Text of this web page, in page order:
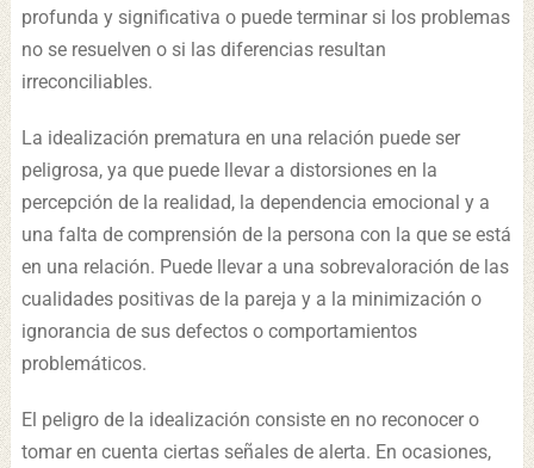
profunda y significativa o puede terminar si los problemas
no se resuelven o si las diferencias resultan
irreconciliables.
La idealización prematura en una relación puede ser
peligrosa, ya que puede llevar a distorsiones en la
percepción de la realidad, la dependencia emocional y a
una falta de comprensión de la persona con la que se está
en una relación. Puede llevar a una sobrevaloración de las
cualidades positivas de la pareja y a la minimización o
ignorancia de sus defectos o comportamientos
problemáticos.
El peligro de la idealización consiste en no reconocer o
tomar en cuenta ciertas señales de alerta. En ocasiones,